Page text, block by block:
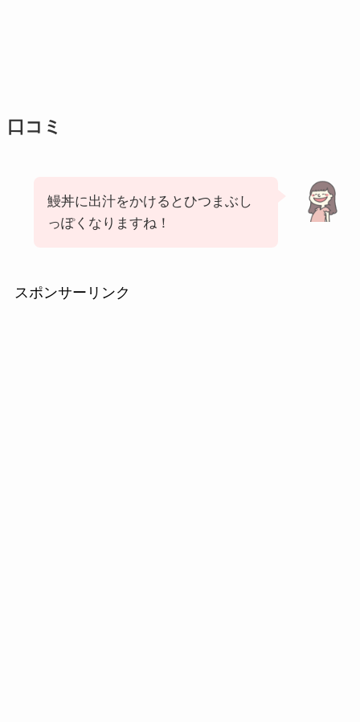
口コミ
鰻丼に出汁をかけるとひつまぶし
っぽくなりますね！
スポンサーリンク